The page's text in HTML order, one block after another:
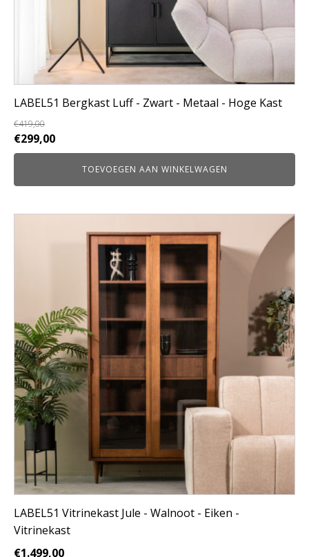
LABEL51 Bergkast Luff - Zwart - Metaal - Hoge Kast
€419,00
Oorspronkelijke
prijs
€419,00.
€299,00Huidige
prijs
€299,00.
TOEVOEGEN AAN WINKELWAGEN
LABEL51 Vitrinekast Jule - Walnoot - Eiken -
Vitrinekast
€1.499,00